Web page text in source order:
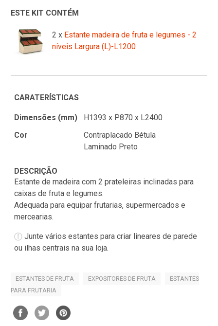
ESTE KIT CONTÉM
2 x Estante madeira de fruta e legumes - 2
níveis Largura (L)-L1200
CARATERÍSTICAS
Dimensões (mm)
H1393 x P870 x L2400
Cor
Contraplacado Bétula
Laminado Preto
DESCRIÇÃO
Estante de madeira com 2 prateleiras inclinadas para
caixas de fruta e legumes.
Adequada para equipar frutarias, supermercados e
mercearias.
Junte vários estantes para criar lineares de parede
ou ilhas centrais na sua loja.
ESTANTES DE FRUTA EXPOSITORES DE FRUTA
ESTANTES
PARA FRUTARIA